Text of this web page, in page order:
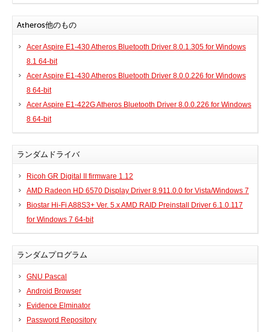
Atheros他のもの
Acer Aspire E1-430 Atheros Bluetooth Driver 8.0.1.305 for Windows
8.1 64-bit
Acer Aspire E1-430 Atheros Bluetooth Driver 8.0.0.226 for Windows
8 64-bit
Acer Aspire E1-422G Atheros Bluetooth Driver 8.0.0.226 for Windows
8 64-bit
ランダムドライバ
Ricoh GR Digital II firmware 1.12
AMD Radeon HD 6570 Display Driver 8.911.0.0 for Vista/Windows 7
Biostar Hi-Fi A88S3+ Ver. 5.x AMD RAID Preinstall Driver 6.1.0.117
for Windows 7 64-bit
ランダムプログラム
GNU Pascal
Android Browser
Evidence Elminator
Password Repository